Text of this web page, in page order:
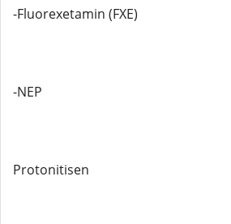
-Fluorexetamin (FXE)
-NEP
Protonitisen